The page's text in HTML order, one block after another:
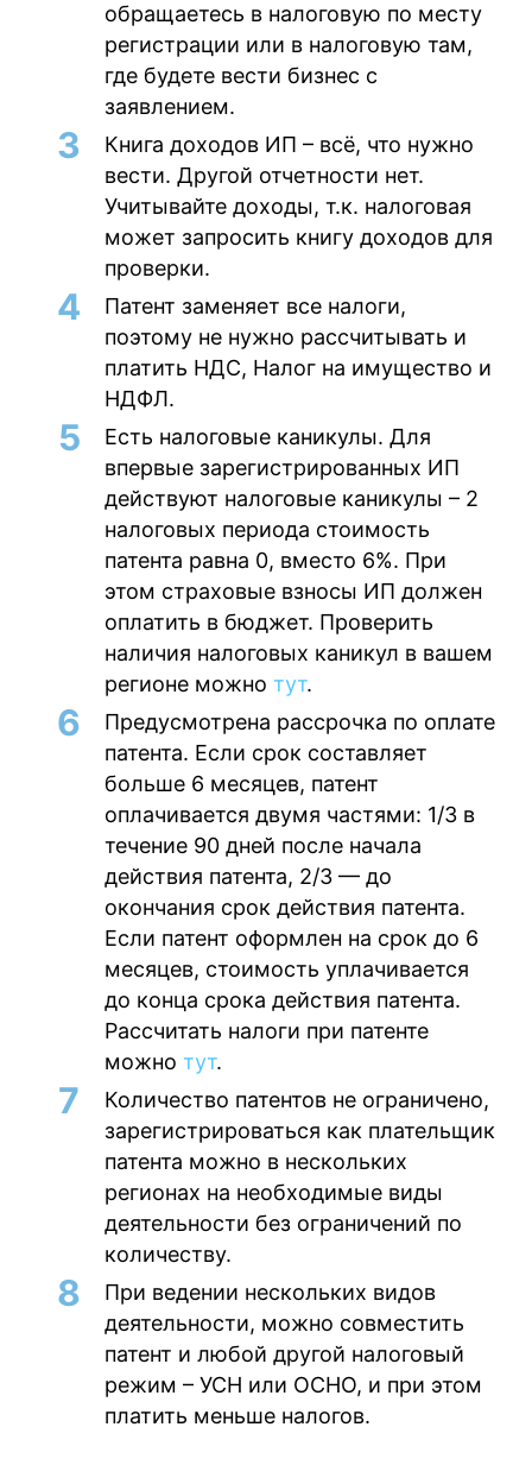
обращаетесь в налоговую по месту
регистрации или в налоговую там,
где будете вести бизнес с
заявлением.
Книга доходов ИП – всё, что нужно
вести. Другой отчетности нет.
Учитывайте доходы, т.к. налоговая
может запросить книгу доходов для
проверки.
Патент заменяет все налоги,
поэтому не нужно рассчитывать и
платить НДС, Налог на имущество и
НДФЛ.
Есть налоговые каникулы. Для
впервые зарегистрированных ИП
действуют налоговые каникулы – 2
налоговых периода стоимость
патента равна 0, вместо 6%. При
этом страховые взносы ИП должен
оплатить в бюджет. Проверить
наличия налоговых каникул в вашем
регионе можно тут.
Предусмотрена рассрочка по оплате
патента. Если срок составляет
больше 6 месяцев, патент
оплачивается двумя частями: 1/3 в
течение 90 дней после начала
действия патента, 2/3 — до
окончания срок действия патента.
Если патент оформлен на срок до 6
месяцев, стоимость уплачивается
до конца срока действия патента.
Рассчитать налоги при патенте
можно тут.
Количество патентов не ограничено,
зарегистрироваться как плательщик
патента можно в нескольких
регионах на необходимые виды
деятельности без ограничений по
количеству.
При ведении нескольких видов
деятельности, можно совместить
патент и любой другой налоговый
режим – УСН или ОСНО, и при этом
платить меньше налогов.